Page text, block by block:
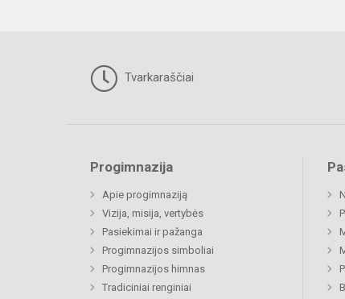
Tvarkaraščiai
Progimnazija
Apie progimnaziją
Vizija, misija, vertybės
Pasiekimai ir pažanga
Progimnazijos simboliai
Progimnazijos himnas
Tradiciniai renginiai